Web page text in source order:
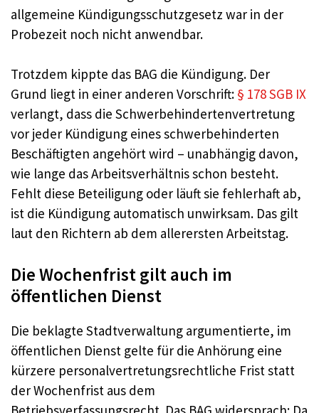
allgemeine Kündigungsschutzgesetz war in der
Probezeit noch nicht anwendbar.
Trotzdem kippte das BAG die Kündigung. Der
Grund liegt in einer anderen Vorschrift: § 178 SGB IX
verlangt, dass die Schwerbehindertenvertretung
vor jeder Kündigung eines schwerbehinderten
Beschäftigten angehört wird – unabhängig davon,
wie lange das Arbeitsverhältnis schon besteht.
Fehlt diese Beteiligung oder läuft sie fehlerhaft ab,
ist die Kündigung automatisch unwirksam. Das gilt
laut den Richtern ab dem allerersten Arbeitstag.
Die Wochenfrist gilt auch im
öffentlichen Dienst
Die beklagte Stadtverwaltung argumentierte, im
öffentlichen Dienst gelte für die Anhörung eine
kürzere personalvertretungsrechtliche Frist statt
der Wochenfrist aus dem